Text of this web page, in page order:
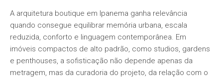
A arquitetura boutique em Ipanema ganha relevância
quando consegue equilibrar memória urbana, escala
reduzida, conforto e linguagem contemporânea. Em
imóveis compactos de alto padrão, como studios, gardens
e penthouses, a sofisticação não depende apenas da
metragem, mas da curadoria do projeto, da relação com o